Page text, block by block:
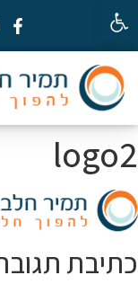
פתח סרגל
logo2
כתיבת